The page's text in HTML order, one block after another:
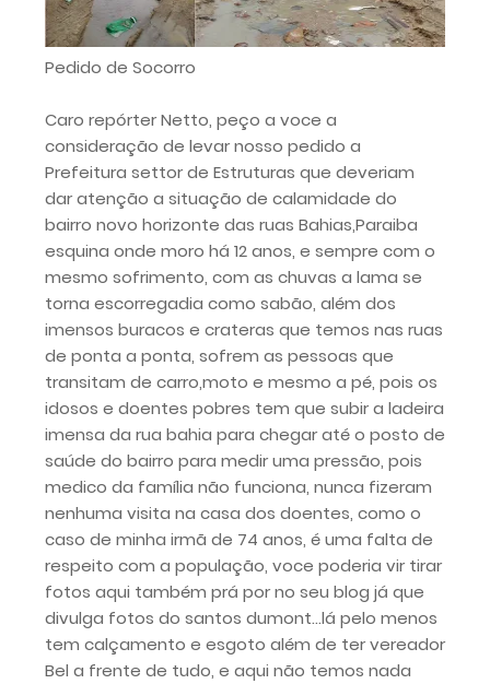
Pedido de Socorro
Caro repórter Netto, peço a voce a
consideração de levar nosso pedido a
Prefeitura settor de Estruturas que deveriam
dar atenção a situação de calamidade do
bairro novo horizonte das ruas Bahias,Paraiba
esquina onde moro há 12 anos, e sempre com o
mesmo sofrimento, com as chuvas a lama se
torna escorregadia como sabão, além dos
imensos buracos e crateras que temos nas ruas
de ponta a ponta, sofrem as pessoas que
transitam de carro,moto e mesmo a pé, pois os
idosos e doentes pobres tem que subir a ladeira
imensa da rua bahia para chegar até o posto de
saúde do bairro para medir uma pressão, pois
medico da família não funciona, nunca fizeram
nenhuma visita na casa dos doentes, como o
caso de minha irmã de 74 anos, é uma falta de
respeito com a população, voce poderia vir tirar
fotos aqui também prá por no seu blog já que
divulga fotos do santos dumont...lá pelo menos
tem calçamento e esgoto além de ter vereador
Bel a frente de tudo, e aqui não temos nada